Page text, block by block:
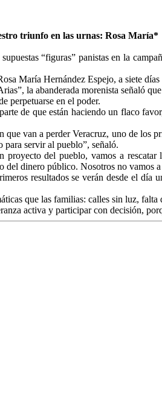
triunfo en las urnas: Rosa María*
“figuras” panistas en la
María Hernández Espejo, a siete
la abanderada morenista señaló
perpetuarse en el poder.
de que están haciendo un flaco
que van a perder Veracruz, uno de
para servir al pueblo”, señaló.
del pueblo, vamos a
del dinero público. Nosotros no vamos
resultados se verán desde el
que las familias: calles sin luz,
activa y participar con decisión,